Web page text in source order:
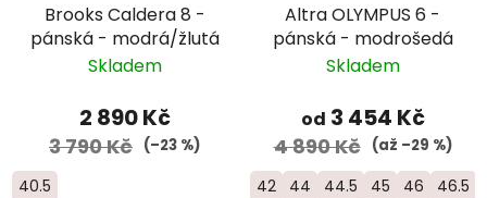
Brooks Caldera 8 -
pánská - modrá/žlutá
Skladem
2 890 Kč
3 790 Kč (–23 %)
40.5
Altra OLYMPUS 6 -
pánská - modrošedá
Skladem
od 3 454 Kč
4 890 Kč (až –29 %)
42 44 44.5 45 46 46.5